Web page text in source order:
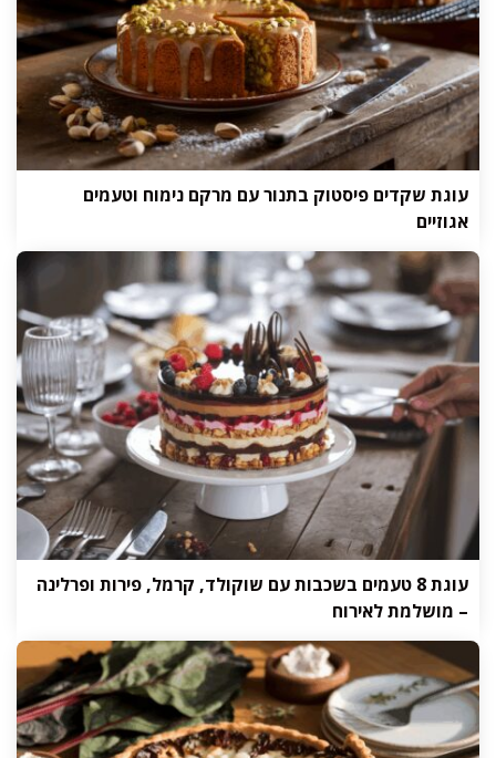
עוגת שקדים פיסטוק בתנור עם מרקם נימוח וטעמים
אגוזיים
עוגת 8 טעמים בשכבות עם שוקולד, קרמל, פירות ופרלינה
– מושלמת לאירוח